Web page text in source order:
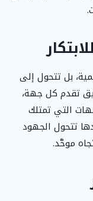
بل تتحول إلى
تقدم كل جهة،
التي تمتلك
تتحول الجهود
موحَّد.